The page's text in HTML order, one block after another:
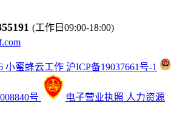
(工作日09:00-18:00)
小蜜蜂云工作 沪ICP备19037661号-1
号 电子营业执照 人力资源